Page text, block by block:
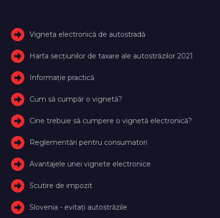
Vigneta electronică de autostradă
Harta secțiunilor de taxare ale autostrăzilor 2021
Informație practică
Cum să cumpăr o vignetă?
Cine trebuie să cumpere o vignetă electronică?
Reglementări pentru consumatori
Avantajele unei vignete electronice
Scutire de impozit
Slovenia - evitați autostrăzile